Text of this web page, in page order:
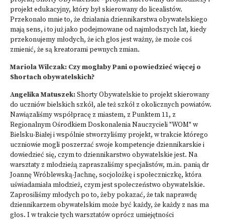
projekt edukacyjny, który był skierowany do licealistów.
Przekonało mnie to, że działania dziennikarstwa obywatelskiego
mają sens, i to już jako podejmowane od najmłodszych lat, kiedy
przekonujemy młodych, że ich głos jest ważny, że może coś
zmienić, że są kreatorami pewnych zmian.
Mariola Wilczak: Czy mogłaby Pani opowiedzieć więcej o
Shortach obywatelskich?
Angelika Matuszek:Shorty Obywatelskie to projekt skierowany
do uczniów bielskich szkół, ale też szkół z okolicznych powiatów.
Nawiązaliśmy współpracę z miastem, z Punktem 11, z
Regionalnym Ośrodkiem Doskonalenia Nauczycieli "WOM" w
Bielsku-Białej i wspólnie stworzyliśmy projekt, w trakcie którego
uczniowie mogli poszerzać swoje kompetencje dziennikarskie i
dowiedzieć się, czym to dziennikarstwo obywatelskie jest. Na
warsztaty z młodzieżą zapraszaliśmy specjalistów, m.in. panią dr
Joannę Wróblewską-Jachnę, socjolożkę i społeczniczkę, która
uświadamiała młodzież, czym jest społeczeństwo obywatelskie.
Zaprosiliśmy młodych po to, żeby pokazać, że tak naprawdę
dziennikarzem obywatelskim może być każdy, że każdy z nas ma
głos. I w trakcie tych warsztatów oprócz umiejętności